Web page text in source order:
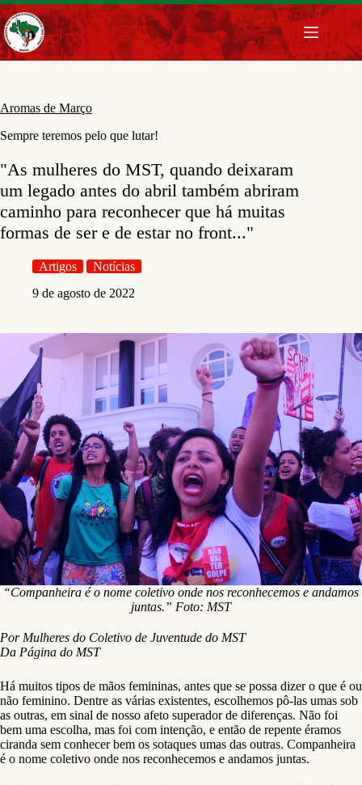
Pular
para
o
conteúdo
Aromas de Março
Sempre teremos pelo que lutar!
"As mulheres do MST, quando deixaram
um legado antes do abril também abriram
caminho para reconhecer que há muitas
formas de ser e de estar no front..."
Artigos
Notícias
9 de agosto de 2022
“Companheira é o nome coletivo onde nos reconhecemos e andamos
juntas.” Foto: MST
Por Mulheres do Coletivo de Juventude do MST
Da Página do MST
Há muitos tipos de mãos femininas, antes que se possa dizer o que é ou
não feminino. Dentre as várias existentes, escolhemos pô-las umas sob
as outras, em sinal de nosso afeto superador de diferenças. Não foi
bem uma escolha, mas foi com intenção, e então de repente éramos
ciranda sem conhecer bem os sotaques umas das outras. Companheira
é o nome coletivo onde nos reconhecemos e andamos juntas.